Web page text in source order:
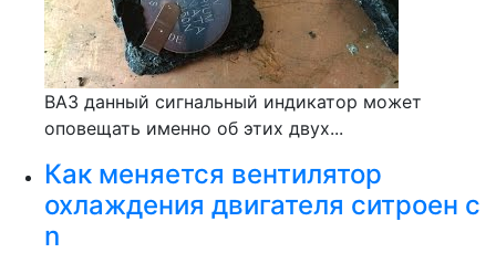
ВАЗ данный сигнальный индикатор может
оповещать именно об этих двух...
Как меняется вентилятор
охлаждения двигателя ситроен с
n